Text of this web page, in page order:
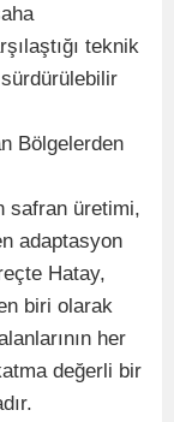
teknik
Bölgelerden
safran üretimi,
adaptasyon
Hatay,
biri olarak
her
değerli bir